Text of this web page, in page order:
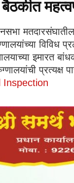
इमारत
प्रत्यक्ष
Inspection